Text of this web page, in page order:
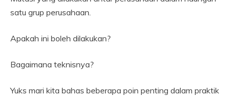
satu grup perusahaan.
Apakah ini boleh dilakukan?
Bagaimana teknisnya?
Yuks mari kita bahas beberapa poin penting dalam praktik